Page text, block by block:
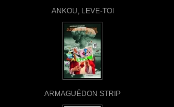
ANKOU, LEVE-TOI
ARMAGUÉDON STRIP